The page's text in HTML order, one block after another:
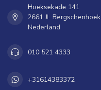
Hoeksekade 141
2661 JL Bergschenhoek
Nederland
010 521 4333
+31614383372